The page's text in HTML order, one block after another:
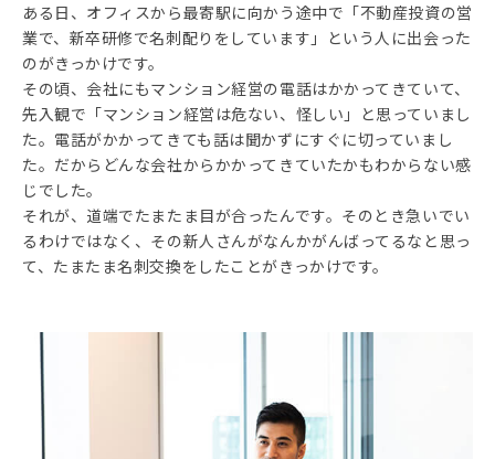
ある日、オフィスから最寄駅に向かう途中で「不動産投資の営
業で、新卒研修で名刺配りをしています」という人に出会った
のがきっかけです。
その頃、会社にもマンション経営の電話はかかってきていて、
先入観で「マンション経営は危ない、怪しい」と思っていまし
た。電話がかかってきても話は聞かずにすぐに切っていまし
た。だからどんな会社からかかってきていたかもわからない感
じでした。
それが、道端でたまたま目が合ったんです。そのとき急いでい
るわけではなく、その新人さんがなんかがんばってるなと思っ
て、たまたま名刺交換をしたことがきっかけです。